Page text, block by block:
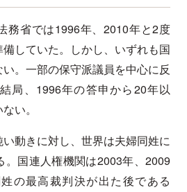
務省では1996年、2010年と2度
していた。しかし、いずれも国
。一部の保守派議員を中心に反
局、1996年の答申から20年以
い。
動きに対し、世界は夫婦同姓に
。国連人権機関は2003年、2009
の最高裁判決が出た後である